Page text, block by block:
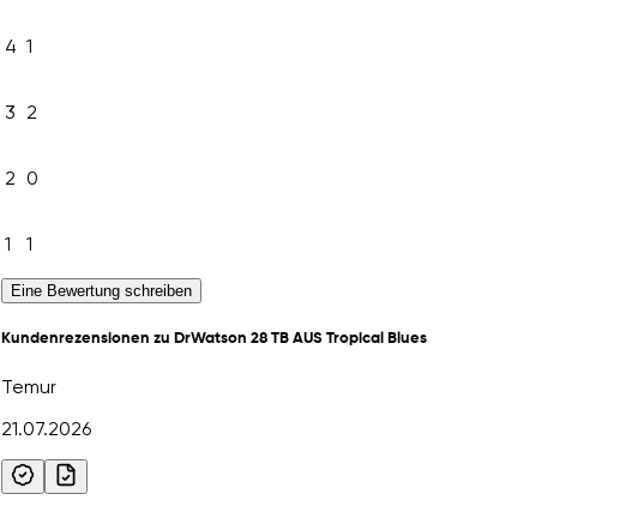
4 1
3 2
2 0
1 1
Eine Bewertung schreiben
Kundenrezensionen zu DrWatson 28 TB AUS Tropical Blues
Temur
21.07.2026